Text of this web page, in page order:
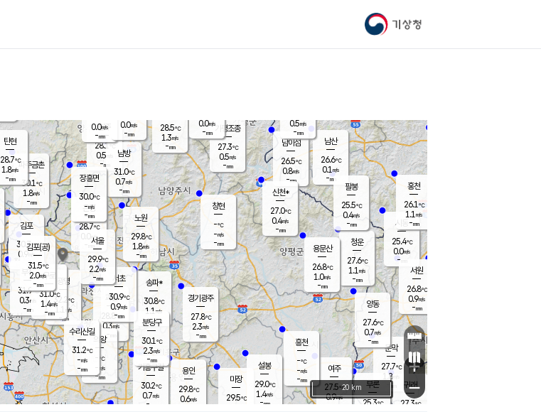
기상청
문막
27.7℃
1.8
mm
남이섬
26.5℃
0.8m/s
-mm
양주
28.1℃
0.5
-mm
부론
25.3℃
과천
28.8℃
0.3m/s
- mm
남산
26.6℃
0.1 m/s
-mm
청운
27.6℃
1.1 m/s
-mm
팔봉
25.5℃
0.4m/s
-mm
용인
29.8℃
0.6m/s
여주
27.5℃
0.9m/s
양동
27.6℃
0.7m/s
-mm
경기광주
27.8℃
2.3m/s
-mm
0.5m/s
-mm
파주금촌
30.1℃
1.8m/s
-mm
가평조종
27.3℃
0.5m/s
-mm
28.5℃
1.3m/s
-mm
신천*
27.0℃
0.4m/s
-mm
창현
-℃
-m/s
-mm
탄현
28.7℃
1.8m/s
-mm
0.0m/s
-mm
흥천
-℃
-m/s
-mm
마장
29.5℃
의왕
- ℃
-m/s
-mm
김포
30.7℃
0.9 m/s
mm
설봉
29.0℃
1.4m/s
-mm
광명
32.2 ℃
1.1 m/s
-mm
부천
31.9℃
0.3m/s
-mm
구로
31.0℃
1.4m/s
-mm
은평
28.7℃
0.0 m/s
- mm
노원
29.8℃
1.8m/s
-mm
송파*
30.8℃
1.1 m/s
-mm
서초
30.9℃
0.9m/s
-mm
남방
31.0℃
0.7m/s
-mm
기흥구갈
30.2℃
0.7m/s
-
수리산길
31.2℃
-m/s
-mm
분당구
30.1℃
2.3m/s
-mm
장흥면
30.0℃
-m/s
-mm
0.0m/s
-mm
시동
25.4℃
0.0m/s
- mm
귀래
27.3℃
서원
26.8℃
0.9m/s
-mm
용문산
26.8℃
1.0m/s
-mm
홍천
26.1℃
1.1 m/s
-mm
김포(공)
31.5℃
2.0m/s
-mm
서울
29.9℃
2.2m/s
-mm
0.0m/s
-mm
+
−
20 km